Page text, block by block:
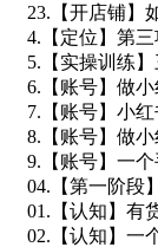
23.【开店铺】
4.【定位】第
5.【实操训练
6.【账号】做
7.【账号】小
8.【账号】做
9.【账号】一
04.【第一阶段
01.【认知】有
02.【认知】一